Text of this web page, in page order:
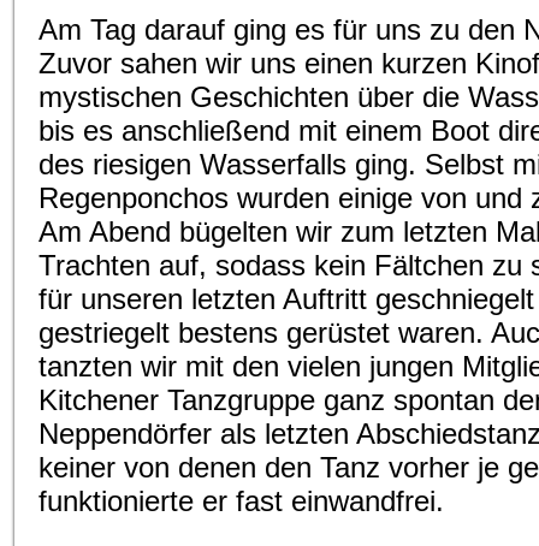
Am Tag darauf ging es für uns zu den
Zuvor sahen wir uns einen kurzen
mystischen Geschichten über die
bis es anschließend mit einem Boot
des riesigen Wasserfalls ging. Selbst
Regenponchos wurden einige von und
Am Abend bügelten wir zum letzten
Trachten auf, sodass kein Fältchen zu
für unseren letzten Auftritt
gestriegelt bestens gerüstet waren.
tanzten wir mit den vielen jungen
Kitchener Tanzgruppe ganz spontan
Neppendörfer als letzten
keiner von denen den Tanz vorher je
funktionierte er fast einwandfrei.